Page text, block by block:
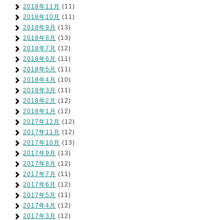
2018年11月 (11)
2018年10月 (11)
2018年9月 (13)
2018年8月 (13)
2018年7月 (12)
2018年6月 (11)
2018年5月 (11)
2018年4月 (10)
2018年3月 (11)
2018年2月 (12)
2018年1月 (12)
2017年12月 (12)
2017年11月 (12)
2017年10月 (13)
2017年9月 (13)
2017年8月 (12)
2017年7月 (11)
2017年6月 (12)
2017年5月 (11)
2017年4月 (12)
2017年3月 (12)